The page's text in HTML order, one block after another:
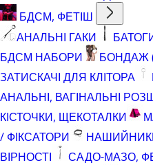
БДСМ, ФЕТІШ
АНАЛЬНІ ГАКИ
БДСМ НАБОРИ
БОНДАЖ
ЗАТИСКАЧІ ДЛЯ КЛІТОРА
АНАЛЬНІ, ВАГІНАЛЬНІ
КІСТОЧКИ, ЩЕКОТАЛКИ
/ ФІКСАТОРИ
ВІРНОСТІ
САДО-МАЗО,